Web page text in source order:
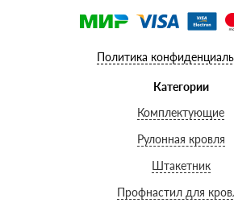
Политика
Категории
Комплектующие
Рулонная кровля
Штакетник
Профнастил для